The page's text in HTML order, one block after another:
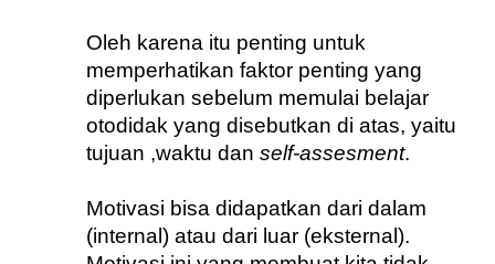
Oleh karena itu penting untuk
memperhatikan faktor penting yang
diperlukan sebelum memulai belajar
otodidak yang disebutkan di atas, yaitu
tujuan ,waktu dan self-assesment.
Motivasi bisa didapatkan dari dalam
(internal) atau dari luar (eksternal).